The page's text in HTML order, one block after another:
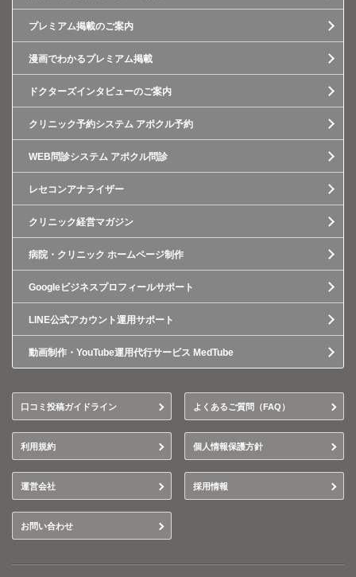
プレミアム掲載のご案内
漫画でわかるプレミアム掲載
ドクターズインタビューのご案内
クリニック予約システム アポクル予約
WEB問診システム アポクル問診
レセコンアナライザー
クリニック経営マガジン
病院・クリニック ホームページ制作
Googleビジネスプロフィールサポート
LINE公式アカウント運用サポート
動画制作・YouTube運用代行サービス MedTube
口コミ投稿ガイドライン よくあるご質問（FAQ）
利用規約 個人情報保護方針
運営会社 採用情報
お問い合わせ